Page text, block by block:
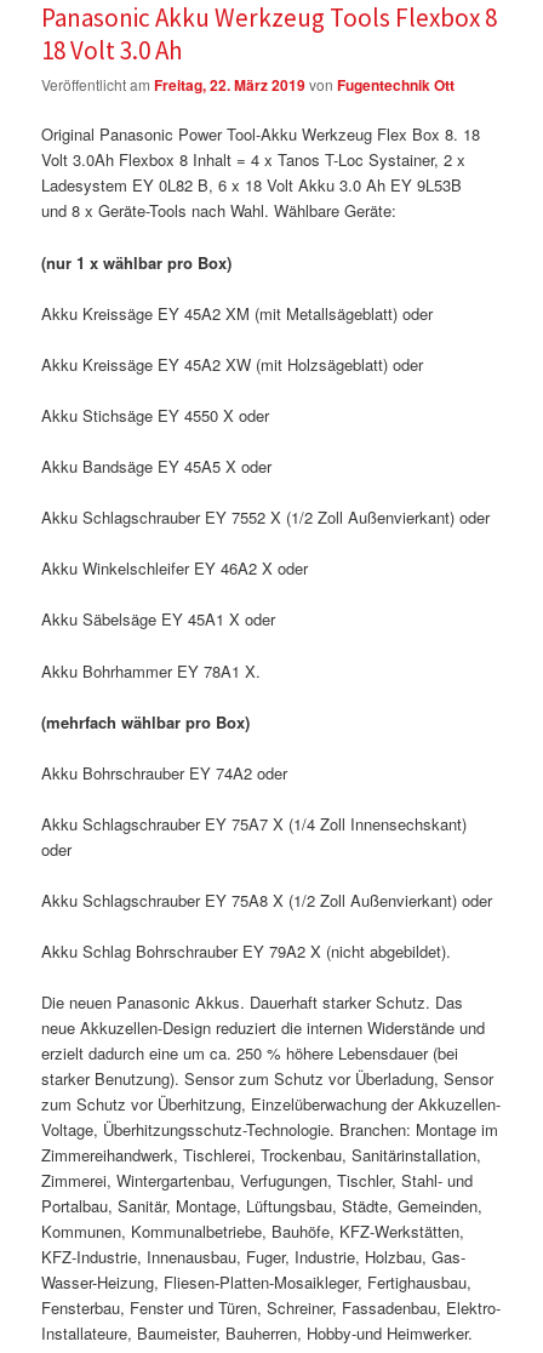
Panasonic Akku Werkzeug Tools Flexbox 8
18 Volt 3.0 Ah
Veröffentlicht amFreitag, 22. März 2019vonFugentechnik Ott
Original Panasonic Power Tool-Akku Werkzeug Flex Box 8. 18
Volt 3.0Ah Flexbox 8 Inhalt = 4 x Tanos T-Loc Systainer, 2 x
Ladesystem EY 0L82 B, 6 x 18 Volt Akku 3.0 Ah EY 9L53B
und 8 x Geräte-Tools nach Wahl. Wählbare Geräte:
(nur 1 x wählbar pro Box)
Akku Kreissäge EY 45A2 XM (mit Metallsägeblatt) oder
Akku Kreissäge EY 45A2 XW (mit Holzsägeblatt) oder
Akku Stichsäge EY 4550 X oder
Akku Bandsäge EY 45A5 X oder
Akku Schlagschrauber EY 7552 X (1/2 Zoll Außenvierkant) oder
Akku Winkelschleifer EY 46A2 X oder
Akku Säbelsäge EY 45A1 X oder
Akku Bohrhammer EY 78A1 X.
(mehrfach wählbar pro Box)
Akku Bohrschrauber EY 74A2 oder
Akku Schlagschrauber EY 75A7 X (1/4 Zoll Innensechskant)
oder
Akku Schlagschrauber EY 75A8 X (1/2 Zoll Außenvierkant) oder
Akku Schlag Bohrschrauber EY 79A2 X (nicht abgebildet).
Die neuen Panasonic Akkus. Dauerhaft starker Schutz. Das
neue Akkuzellen-Design reduziert die internen Widerstände und
erzielt dadurch eine um ca. 250 % höhere Lebensdauer (bei
starker Benutzung). Sensor zum Schutz vor Überladung, Sensor
zum Schutz vor Überhitzung, Einzelüberwachung der Akkuzellen-
Voltage, Überhitzungsschutz-Technologie. Branchen: Montage im
Zimmereihandwerk, Tischlerei, Trockenbau, Sanitärinstallation,
Zimmerei, Wintergartenbau, Verfugungen, Tischler, Stahl- und
Portalbau, Sanitär, Montage, Lüftungsbau, Städte, Gemeinden,
Kommunen, Kommunalbetriebe, Bauhöfe, KFZ-Werkstätten,
KFZ-Industrie, Innenausbau, Fuger, Industrie, Holzbau, Gas-
Wasser-Heizung, Fliesen-Platten-Mosaikleger, Fertighausbau,
Fensterbau, Fenster und Türen, Schreiner, Fassadenbau, Elektro-
Installateure, Baumeister, Bauherren, Hobby-und Heimwerker.